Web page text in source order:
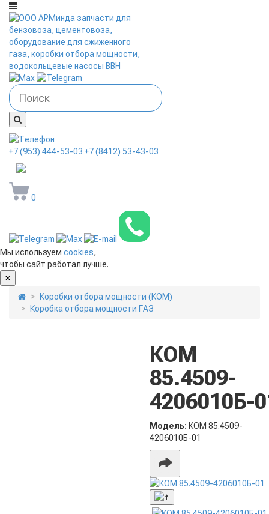
+7 (953) 444-53-03 +7 (8412) 53-43-03
0
Мы используем cookies,
чтобы сайт работал лучше.
Коробки отбора мощности (КОМ)
Коробка отбора мощности ГАЗ
КОМ
85.4509-
4206010Б-
Модель: КОМ 85.4509-
4206010Б-01